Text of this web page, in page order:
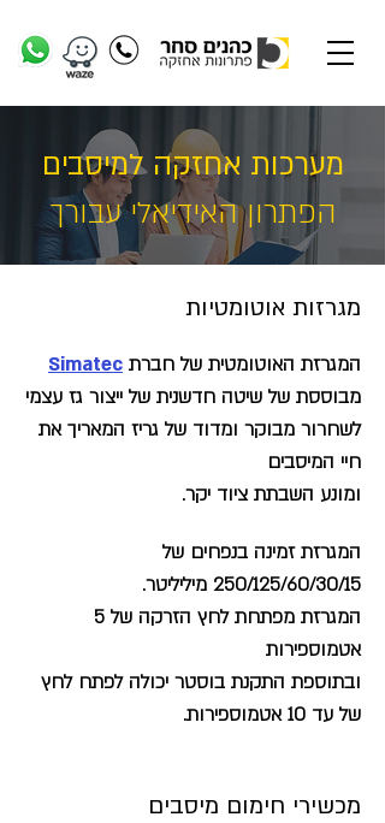
מערכות אחזקה למיסבים
הפתרון האידיאלי עבורך
מגרזות אוטומטיות
המגרזת האוטומטית של חברת Simatec
מבוססת של שיטה חדשנית של ייצור גז עצמי
לשחרור מבוקר ומדוד של גריז המאריך את
חיי המיסבים
ומונע השבתת ציוד יקר.
המגרזת זמינה בנפחים של
250/125/60/30/15 מיליליטר.
המגרזת מפתחת לחץ הזרקה של 5
אטמוספירות
ובתוספת התקנת בוסטר יכולה לפתח לחץ
של עד 10 אטמוספירות.
מכשירי חימום מיסבים